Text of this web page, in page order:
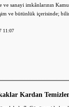
ve sanayi imkânlarının
ve bütünlük içerisinde;
11:07
Kardan